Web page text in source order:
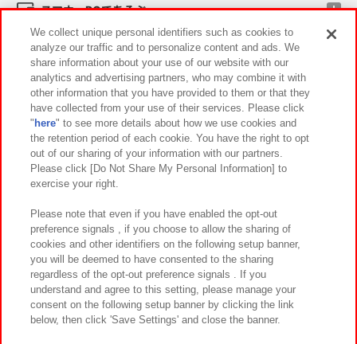
スマホ・PCであそぶ
イベント・キャンペーン
関連会社 サステナビリティ サイトポリシー
プライバシーポリシー ウェブアクセシビリティ方針と検証結果
お取引先さまとともに
カスタマーハラスメント対応方針 よくあるご質問・お問い合わせ
©Bandai Namco Amusement Inc.
We collect unique personal identifiers such as cookies to
analyze our traffic and to personalize content and ads. We
share information about your use of our website with our
analytics and advertising partners, who may combine it with
other information that you have provided to them or that they
have collected from your use of their services. Please click
" here" to see more details about how we use cookies and
the retention period of each cookie. You have the right to opt
out of our sharing of your information with our partners.
Please click [Do Not Share My Personal Information] to
exercise your right.
Please note that even if you have enabled the opt-out
preference signals , if you choose to allow the sharing of
cookies and other identifiers on the following setup banner,
you will be deemed to have consented to the sharing
regardless of the opt-out preference signals . If you
understand and agree to this setting, please manage your
consent on the following setup banner by clicking the link
below, then click 'Save Settings' and close the banner.